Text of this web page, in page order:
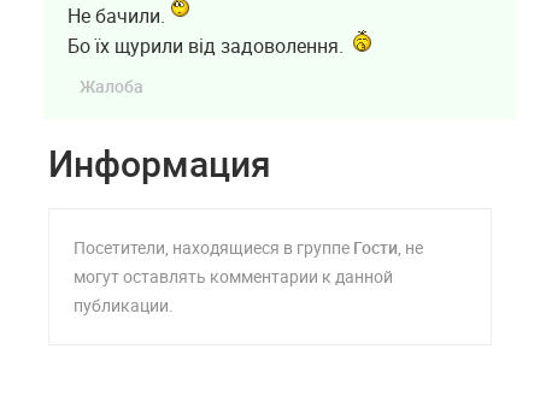
Не бачили.
Бо їх щурили від задоволення.
Жалоба
Информация
Посетители, находящиеся в группе Гости, не
могут оставлять комментарии к данной
публикации.